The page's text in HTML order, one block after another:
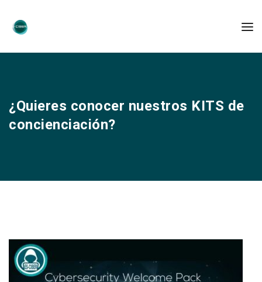
¿Quieres conocer nuestros KITS de
concienciación?